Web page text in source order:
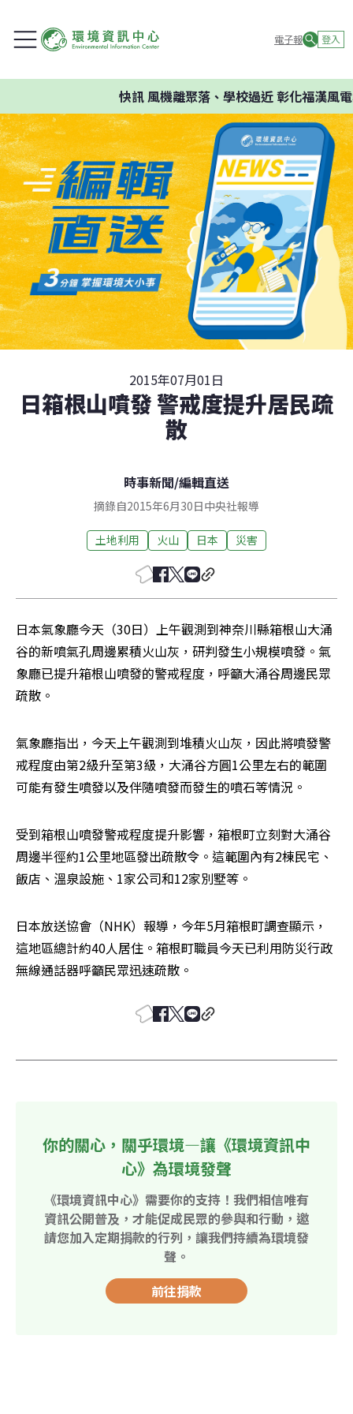
電子報 登入
快訊風機離聚落、學校過近 彰化福漢風電
2015年07月01日
日箱根山噴發 警戒度提升居民疏
散
時事新聞/編輯直送
摘錄自2015年6月30日中央社報導
土地利用 火山 日本 災害
日本氣象廳今天（30日）上午觀測到神奈川縣箱根山大涌
谷的新噴氣孔周邊累積火山灰，研判發生小規模噴發。氣
象廳已提升箱根山噴發的警戒程度，呼籲大涌谷周邊民眾
疏散。
氣象廳指出，今天上午觀測到堆積火山灰，因此將噴發警
戒程度由第2級升至第3級，大涌谷方圓1公里左右的範圍
可能有發生噴發以及伴隨噴發而發生的噴石等情況。
受到箱根山噴發警戒程度提升影響，箱根町立刻對大涌谷
周邊半徑約1公里地區發出疏散令。這範圍內有2棟民宅、
飯店、溫泉設施、1家公司和12家別墅等。
日本放送協會（NHK）報導，今年5月箱根町調查顯示，
這地區總計約40人居住。箱根町職員今天已利用防災行政
無線通話器呼籲民眾迅速疏散。
你的關心，關乎環境—讓《環境資訊中
心》為環境發聲
《環境資訊中心》需要你的支持！我們相信唯有
資訊公開普及，才能促成民眾的參與和行動，邀
請您加入定期捐款的行列，讓我們持續為環境發
聲。
前往捐款